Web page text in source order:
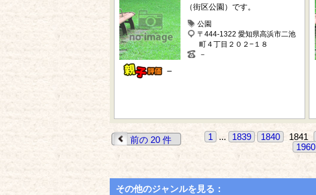
－
（街区公園）です。
公園
〒444-1322 愛知県高浜市二池
町４丁目２０２−１８
－
前の 20 件 1 ... 1839 1840 1841
1960
その他のジャンルを見る：